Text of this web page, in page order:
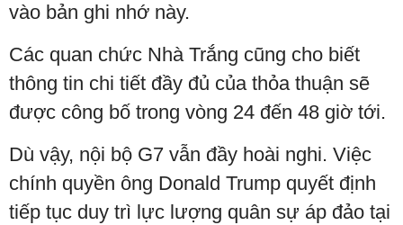
vào bản ghi nhớ này.
Các quan chức Nhà Trắng cũng cho biết
thông tin chi tiết đầy đủ của thỏa thuận sẽ
được công bố trong vòng 24 đến 48 giờ tới.
Dù vậy, nội bộ G7 vẫn đầy hoài nghi. Việc
chính quyền ông Donald Trump quyết định
tiếp tục duy trì lực lượng quân sự áp đảo tại